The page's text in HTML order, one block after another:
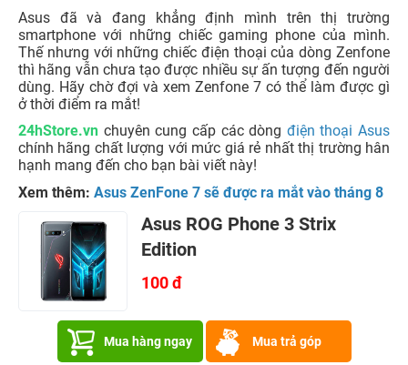
Asus đã và đang khẳng định mình trên thị trường
smartphone với những chiếc gaming phone của mình.
Thế nhưng với những chiếc điện thoại của dòng Zenfone
thì hãng vẫn chưa tạo được nhiều sự ấn tượng đến người
dùng. Hãy chờ đợi và xem Zenfone 7 có thể làm được gì
ở thời điểm ra mắt!
24hStore.vn chuyên cung cấp các dòng điện thoại Asus
chính hãng chất lượng với mức giá rẻ nhất thị trường hân
hạnh mang đến cho bạn bài viết này!
Xem thêm: Asus ZenFone 7 sẽ được ra mắt vào tháng 8
Asus ROG Phone 3 Strix
Edition
100 đ
Mua hàng ngay Mua trả góp